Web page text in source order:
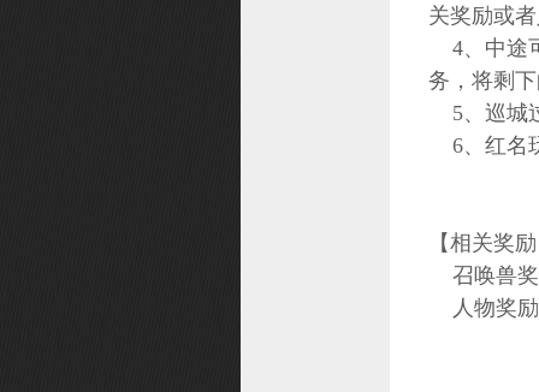
关奖励或
4、中途
务，将剩
5、巡城
6、红名
【相关奖
召唤兽奖
人物奖励